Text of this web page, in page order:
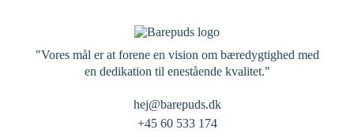
"Vores mål er at forene en vision om bæredygtighed med
en dedikation til enestående kvalitet."
hej@barepuds.dk
+45 60 533 174